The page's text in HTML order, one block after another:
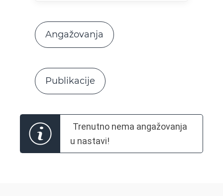
Angažovanja
Publikacije
Trenutno nema angažovanja
u nastavi!